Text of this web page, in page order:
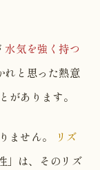
水気を強く持つ
れと思った熱意
があります。
ません。
リズ
は、そのリズ